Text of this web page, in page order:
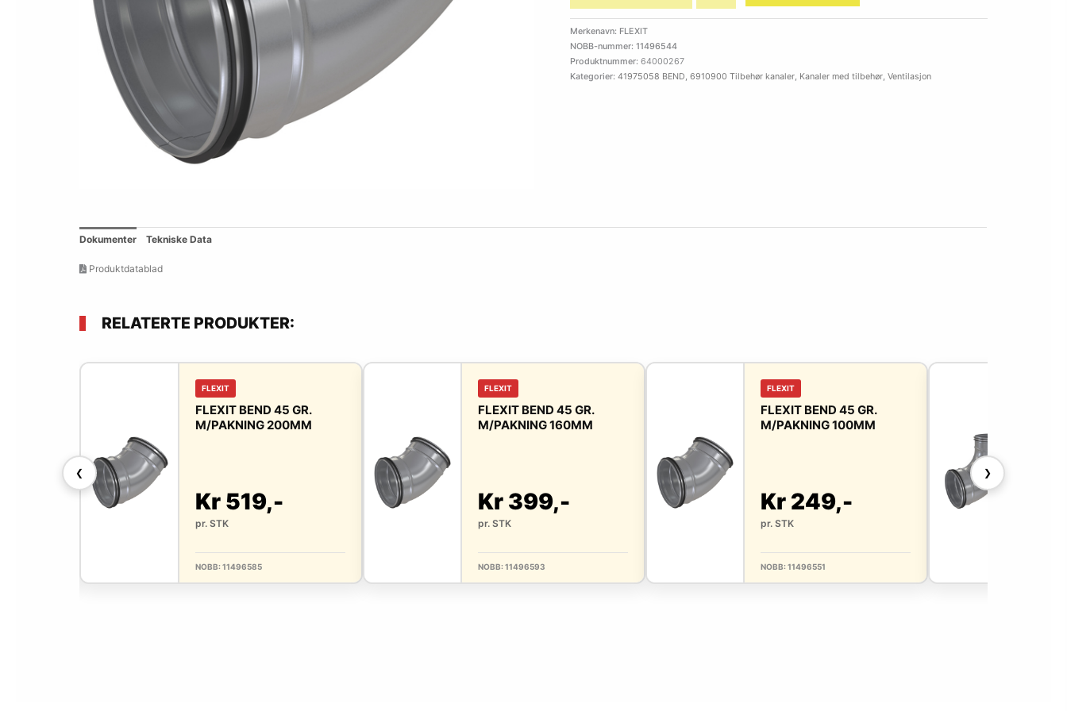
Merkenavn: FLEXIT
NOBB-nummer: 11496544
Produktnummer: 64000267
Kategorier: 41975058 BEND, 6910900 Tilbehør kanaler, Kanaler med tilbehør, Ventilasjon
Dokumenter Tekniske Data
Produktdatablad
RELATERTE PRODUKTER:
❮
FLEXIT
FLEXIT BEND 45 GR.
M/PAKNING 200MM
Kr 519,-
pr. STK
NOBB: 11496585
FLEXIT
FLEXIT BEND 45 GR.
M/PAKNING 160MM
Kr 399,-
pr. STK
NOBB: 11496593
FLEXIT
FLEXIT BEND 45 GR.
M/PAKNING 100MM
Kr 249,-
pr. STK
NOBB: 11496551
❯